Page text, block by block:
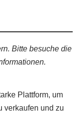
Bitte besuche die
Plattform, um
verkaufen und zu